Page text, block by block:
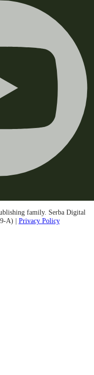
family. Serba Digital
A) | Privacy Policy